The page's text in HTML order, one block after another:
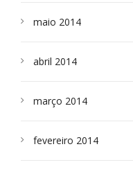
maio 2014
abril 2014
março 2014
fevereiro 2014